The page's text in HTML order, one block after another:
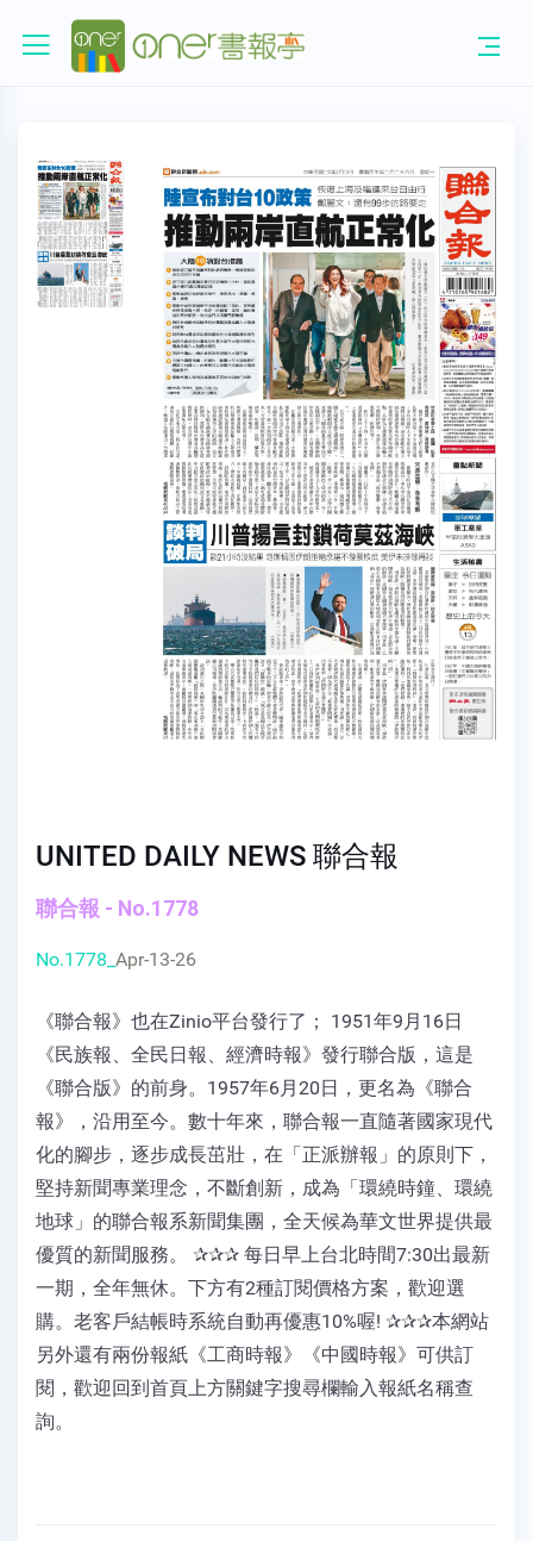
UNITED DAILY NEWS 聯合報
聯合報 - No.1778
No.1778_ Apr-13-26
《聯合報》也在Zinio平台發行了； 1951年9月16日
《民族報、全民日報、經濟時報》發行聯合版，這是
《聯合版》的前身。1957年6月20日，更名為《聯合
報》，沿用至今。數十年來，聯合報一直隨著國家現代
化的腳步，逐步成長茁壯，在「正派辦報」的原則下，
堅持新聞專業理念，不斷創新，成為「環繞時鐘、環繞
地球」的聯合報系新聞集團，全天候為華文世界提供最
優質的新聞服務。 ✰✰✰ 每日早上台北時間7:30出最新
一期，全年無休。下方有2種訂閱價格方案，歡迎選
購。老客戶結帳時系統自動再優惠10%喔! ✰✰✰本網站
另外還有兩份報紙《工商時報》《中國時報》可供訂
閱，歡迎回到首頁上方關鍵字搜尋欄輸入報紙名稱查
詢。